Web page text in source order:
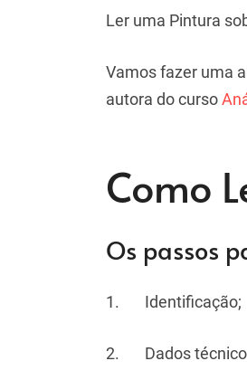
Ler uma Pintura
Vamos fazer uma
autora do curso
Como
Os passos
1. Identificação;
2. Dados